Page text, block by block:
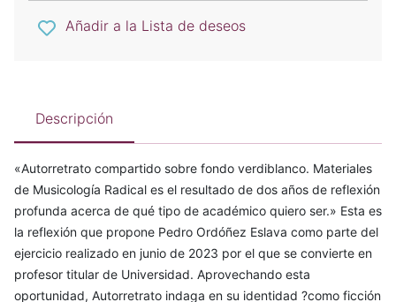
Añadir a la Lista de deseos
Descripción
«Autorretrato compartido sobre fondo verdiblanco. Materiales
de Musicología Radical es el resultado de dos años de reflexión
profunda acerca de qué tipo de académico quiero ser.» Esta es
la reflexión que propone Pedro Ordóñez Eslava como parte del
ejercicio realizado en junio de 2023 por el que se convierte en
profesor titular de Universidad. Aprovechando esta
oportunidad, Autorretrato indaga en su identidad ?como ficción